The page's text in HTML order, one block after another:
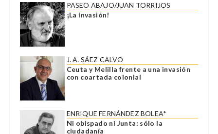
PASEO ABAJO/JUAN TORRIJOS
¡La invasión!
J. A. SÁEZ CALVO
Ceuta y Melilla frente a una invasión
con coartada colonial
ENRIQUE FERNÁNDEZ BOLEA*
Ni obispado ni Junta: sólo la
ciudadanía